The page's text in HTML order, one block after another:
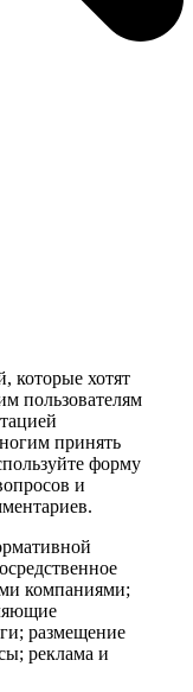
которые хотят
пользователям
принять
форму
и
компаниями;
размещение
реклама и